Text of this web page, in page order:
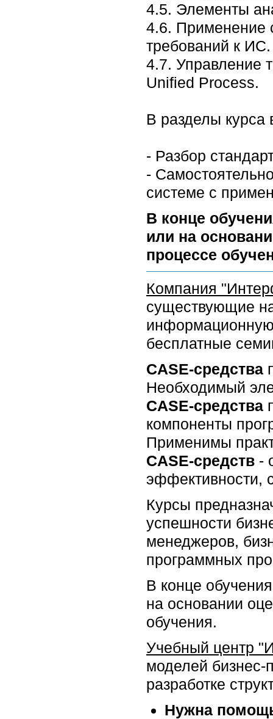
4.5. Элементы
4.6. Применение
требований к ИС.
4.7. Управление
Unified Process.
В разделы курса
- Разбор
-
системе с
В конце
или на
процессе
Компания
существующие
информационную
бесплатные
CASE-средства
Необходимый
CASE-средства
компоненты
Применимы
CASE-средств -
эффективности,
Курсы
успешности
менеджеров,
программных
В конце
на основании
обучения.
Учебный центр
моделей
разработке
Нужна